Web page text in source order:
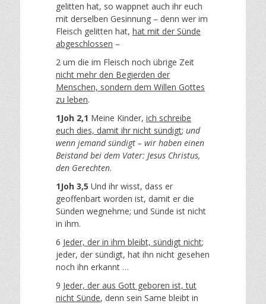
gelitten hat, so wappnet auch ihr euch
mit derselben Gesinnung – denn wer im
Fleisch gelitten hat, hat mit der Sünde
abgeschlossen –
2 um die im Fleisch noch übrige Zeit
nicht mehr den Begierden der
Menschen, sondern dem Willen Gottes
zu leben.
1Joh 2,1 Meine Kinder, ich schreibe
euch dies, damit ihr nicht sündigt; und
wenn jemand sündigt – wir haben einen
Beistand bei dem Vater: Jesus Christus,
den Gerechten.
1Joh 3,5 Und ihr wisst, dass er
geoffenbart worden ist, damit er die
Sünden wegnehme; und Sünde ist nicht
in ihm.
6 Jeder, der in ihm bleibt, sündigt nicht;
jeder, der sündigt, hat ihn nicht gesehen
noch ihn erkannt …
9 Jeder, der aus Gott geboren ist, tut
nicht Sünde, denn sein Same bleibt in